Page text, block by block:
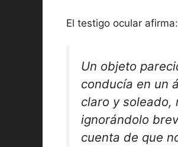
El testigo ocular afirma:
Un objeto
conducía en un
claro y soleado,
ignorándolo
cuenta de que